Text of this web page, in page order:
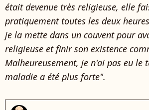
était devenue très religieuse, elle
pratiquement toutes les deux heures
je la mette dans un couvent pour
religieuse et finir son existence
Malheureusement, je n'ai pas eu le
maladie a été plus forte".